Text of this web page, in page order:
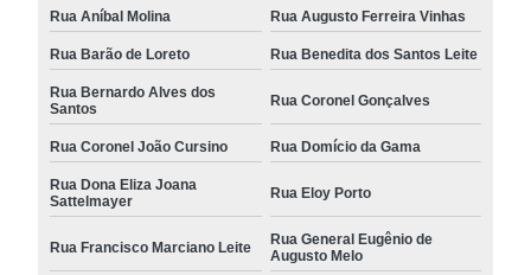
Rua Aníbal Molina Rua Augusto Ferreira Vinhas
Rua Barão de Loreto Rua Benedita dos Santos Leite
Rua Bernardo Alves dos
Santos
Rua Coronel Gonçalves
Rua Coronel João Cursino Rua Domício da Gama
Rua Dona Eliza Joana
Sattelmayer
Rua Eloy Porto
Rua Francisco Marciano Leite
Rua General Eugênio de
Augusto Melo